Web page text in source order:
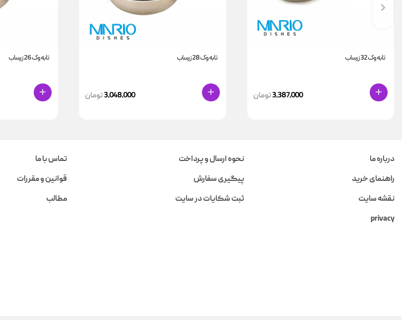
تابه وک 32 زرساب
3,387,000تومان
تابه وک 28 زرساب
3,048,000تومان
تابه وک 26 زرساب
درباره ما نحوه ارسال و پرداخت
تماس با ما
راهنمای خرید
پیگیری سفارش
قوانین و مقررات
نقشه سایت
ثبت شکایات در سایت
مطالب
privacy